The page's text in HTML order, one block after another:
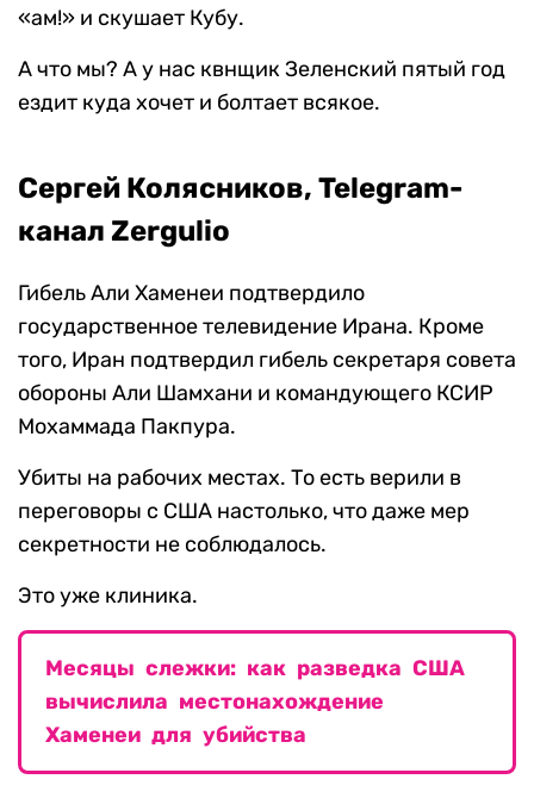
«ам!» и скушает Кубу.
А что мы? А у нас квнщик Зеленский пятый год
ездит куда хочет и болтает всякое.
Сергей Колясников, Telegram-
канал Zergulio
Гибель Али Хаменеи подтвердило
государственное телевидение Ирана. Кроме
того, Иран подтвердил гибель секретаря совета
обороны Али Шамхани и командующего КСИР
Мохаммада Пакпура.
Убиты на рабочих местах. То есть верили в
переговоры с США настолько, что даже мер
секретности не соблюдалось.
Это уже клиника.
Месяцы слежки: как разведка США
вычислила местонахождение
Хаменеи для убийства